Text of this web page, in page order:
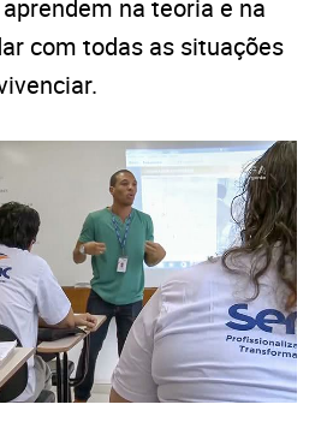
na teoria e na
com todas as situações